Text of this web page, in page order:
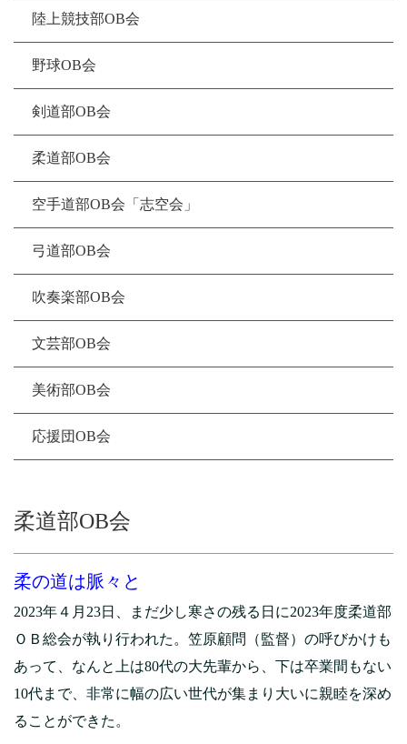
陸上競技部OB会
野球OB会
剣道部OB会
柔道部OB会
空手道部OB会「志空会」
弓道部OB会
吹奏楽部OB会
文芸部OB会
美術部OB会
応援団OB会
柔道部OB会
柔の道は脈々と
2023年４月23日、まだ少し寒さの残る日に2023年度柔道部
ＯＢ総会が執り行われた。笠原顧問（監督）の呼びかけも
あって、なんと上は80代の大先輩から、下は卒業間もない
10代まで、非常に幅の広い世代が集まり大いに親睦を深め
ることができた。